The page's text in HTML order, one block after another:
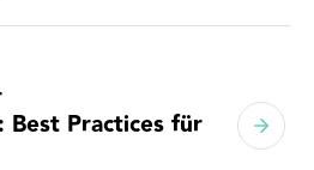
Best Practices für